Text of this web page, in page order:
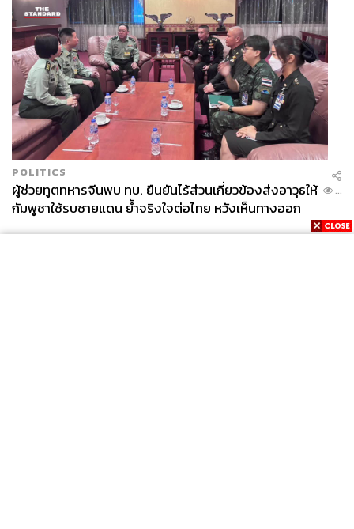
POLITICS
ผู้ช่วยทูตทหารจีนพบ ทบ. ยืนยันไร้ส่วนเกี่ยวข้องส่งอาวุธให้
กัมพูชาใช้รบชายแดน ย้ำจริงใจต่อไทย หวังเห็นทางออก
สันติวิธี
...